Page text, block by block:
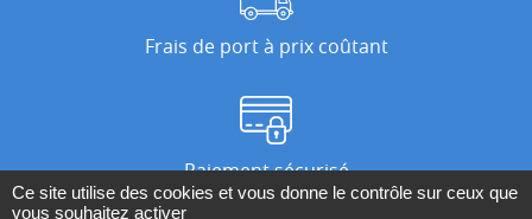
Frais de port à prix coûtant
Paiement sécurisé
Ce site utilise des cookies et vous donne le contrôle sur ceux que
vous souhaitez activer